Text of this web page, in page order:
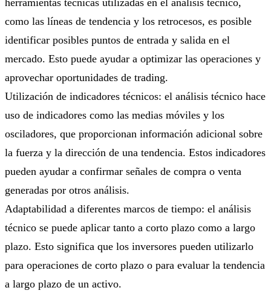
como las líneas de tendencia y los retrocesos, es posible
identificar posibles puntos de entrada y salida en el
mercado. Esto puede ayudar a optimizar las operaciones y
aprovechar oportunidades de trading.
Utilización de indicadores técnicos: el análisis técnico hace
uso de indicadores como las medias móviles y los
osciladores, que proporcionan información adicional sobre
la fuerza y ​​la dirección de una tendencia. Estos indicadores
pueden ayudar a confirmar señales de compra o venta
generadas por otros análisis.
Adaptabilidad a diferentes marcos de tiempo: el análisis
técnico se puede aplicar tanto a corto plazo como a largo
plazo. Esto significa que los inversores pueden utilizarlo
para operaciones de corto plazo o para evaluar la tendencia
a largo plazo de un activo.